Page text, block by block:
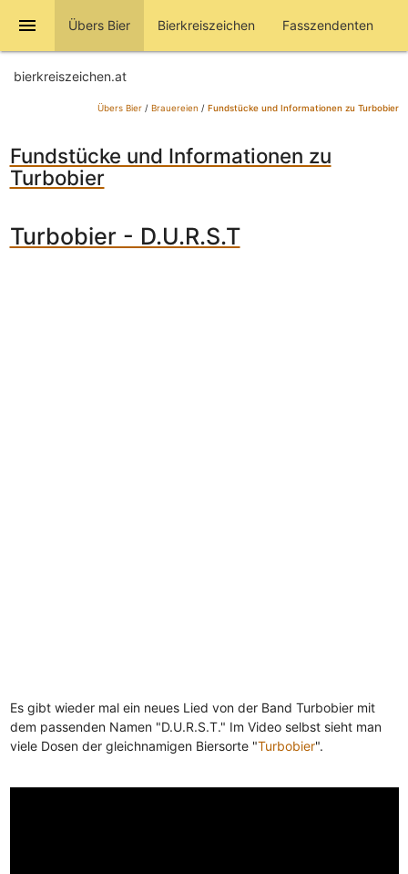
menu Übers Bier Bierkreiszeichen Fasszendenten
bierkreiszeichen.at
Übers Bier/ Brauereien / Fundstücke und Informationen zu Turbobier
Fundstücke und Informationen zu
Turbobier
Turbobier - D.U.R.S.T
Es gibt wieder mal ein neues Lied von der Band Turbobier mit
dem passenden Namen "D.U.R.S.T." Im Video selbst sieht man
viele Dosen der gleichnamigen Biersorte "Turbobier".